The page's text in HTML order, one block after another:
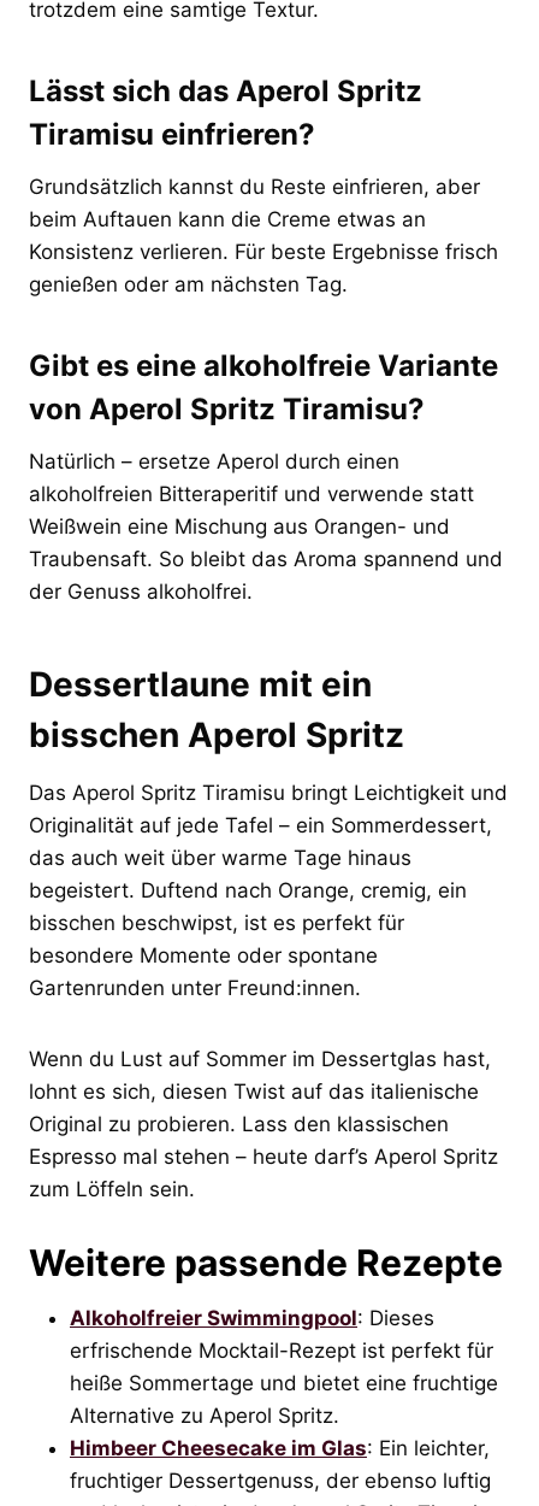
trotzdem eine samtige Textur.
Lässt sich das Aperol Spritz
Tiramisu einfrieren?
Grundsätzlich kannst du Reste einfrieren, aber
beim Auftauen kann die Creme etwas an
Konsistenz verlieren. Für beste Ergebnisse frisch
genießen oder am nächsten Tag.
Gibt es eine alkoholfreie Variante
von Aperol Spritz Tiramisu?
Natürlich – ersetze Aperol durch einen
alkoholfreien Bitteraperitif und verwende statt
Weißwein eine Mischung aus Orangen- und
Traubensaft. So bleibt das Aroma spannend und
der Genuss alkoholfrei.
Dessertlaune mit ein
bisschen Aperol Spritz
Das Aperol Spritz Tiramisu bringt Leichtigkeit und
Originalität auf jede Tafel – ein Sommerdessert,
das auch weit über warme Tage hinaus
begeistert. Duftend nach Orange, cremig, ein
bisschen beschwipst, ist es perfekt für
besondere Momente oder spontane
Gartenrunden unter Freund:innen.
Wenn du Lust auf Sommer im Dessertglas hast,
lohnt es sich, diesen Twist auf das italienische
Original zu probieren. Lass den klassischen
Espresso mal stehen – heute darf’s Aperol Spritz
zum Löffeln sein.
Weitere passende Rezepte
Alkoholfreier Swimmingpool: Dieses
erfrischende Mocktail-Rezept ist perfekt für
heiße Sommertage und bietet eine fruchtige
Alternative zu Aperol Spritz.
Himbeer Cheesecake im Glas: Ein leichter,
fruchtiger Dessertgenuss, der ebenso luftig